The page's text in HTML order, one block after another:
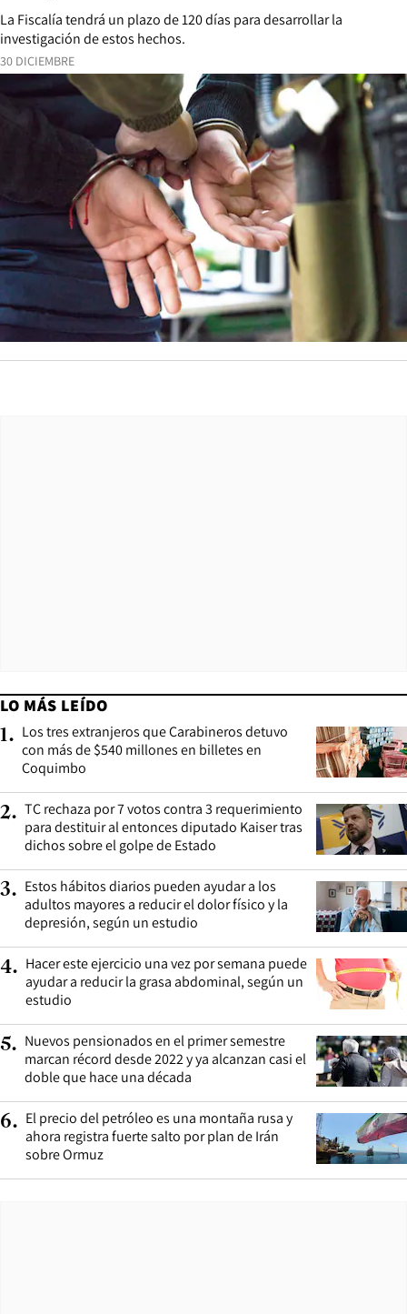
30 DICIEMBRE
La Fiscalía tendrá un plazo de 120 días para desarrollar la
investigación de estos hechos.
LO MÁS LEÍDO
1. Los tres extranjeros que Carabineros detuvo
con más de $540 millones en billetes en
Coquimbo
2. TC rechaza por 7 votos contra 3 requerimiento
para destituir al entonces diputado Kaiser tras
dichos sobre el golpe de Estado
3. Estos hábitos diarios pueden ayudar a los
adultos mayores a reducir el dolor físico y la
depresión, según un estudio
4. Hacer este ejercicio una vez por semana puede
ayudar a reducir la grasa abdominal, según un
estudio
5. Nuevos pensionados en el primer semestre
marcan récord desde 2022 y ya alcanzan casi el
doble que hace una década
6. El precio del petróleo es una montaña rusa y
ahora registra fuerte salto por plan de Irán
sobre Ormuz